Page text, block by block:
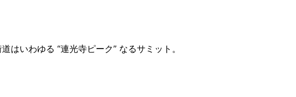
いわゆる “連光寺ピーク” なるサミット。